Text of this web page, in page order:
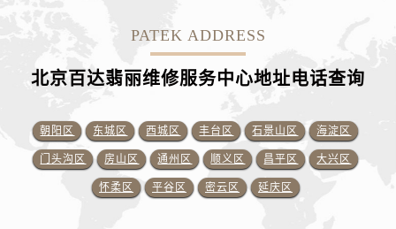
PATEK ADDRESS
北京百达翡丽维修服务中心地址电话查询
朝阳区 东城区 西城区 丰台区 石景山区 海淀区
门头沟区 房山区 通州区 顺义区 昌平区 大兴区
怀柔区 平谷区 密云区 延庆区